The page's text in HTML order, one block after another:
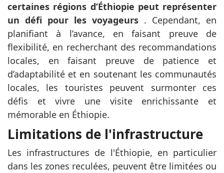
certaines régions d’Éthiopie peut représenter
un défi pour les voyageurs . Cependant, en
planifiant à l’avance, en faisant preuve de
flexibilité, en recherchant des recommandations
locales, en faisant preuve de patience et
d’adaptabilité et en soutenant les communautés
locales, les touristes peuvent surmonter ces
défis et vivre une visite enrichissante et
mémorable en Éthiopie.
Limitations de l'infrastructure
Les infrastructures de l'Éthiopie, en particulier
dans les zones reculées, peuvent être limitées ou